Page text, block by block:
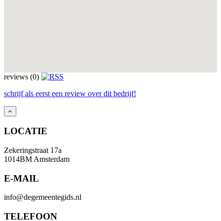
reviews (0)
schrijf als eerst een review over dit bedrijf!
LOCATIE
Zekeringstraat 17a
1014BM Amsterdam
E-MAIL
info@degemeentegids.nl
TELEFOON